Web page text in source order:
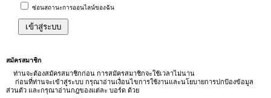
ซ่อนสถานะการออนไลน์ของฉัน
สมัครสมาชิก
ท่านจะต้องสมัครสมาชิกก่อน การสมัครสมาชิกจะใช้เวลาไม่นาน
ก่อนที่ท่านจะเข้าสู่ระบบ กรุณาอ่านเงื่อนไขการใช้งานและนโยบายการปกป้องข้อมูล
ส่วนตัว และกรุณาอ่านกฎของแต่ละ บอร์ด ด้วย